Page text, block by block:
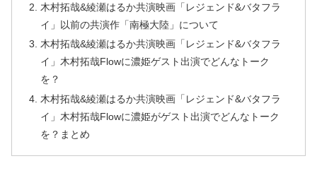
木村拓哉&綾瀬はるか共演映画「レジェンド&バタフラ
イ」以前の共演作「南極大陸」について
木村拓哉&綾瀬はるか共演映画「レジェンド&バタフラ
イ」木村拓哉Flowに濃姫ゲスト出演でどんなトーク
を？
木村拓哉&綾瀬はるか共演映画「レジェンド&バタフラ
イ」木村拓哉Flowに濃姫がゲスト出演でどんなトーク
を？まとめ